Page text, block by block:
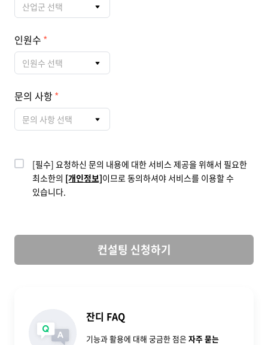
산업군 선택
인원수
인원수 선택
문의 사항
문의 사항 선택
[필수] 요청하신 문의 내용에 대한 서비스 제공을 위해서 필요한
최소한의 [개인정보]이므로 동의하셔야 서비스를 이용할 수
있습니다.
컨설팅 신청하기
잔디 FAQ
기능과 활용에 대해 궁금한 점은 자주 묻는